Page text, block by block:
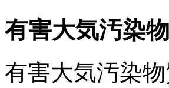
有害大気汚染
有害大気汚染